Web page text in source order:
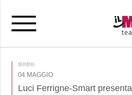
BAMBINI
04 MAGGIO
Luci Ferrigne-Smart presenta